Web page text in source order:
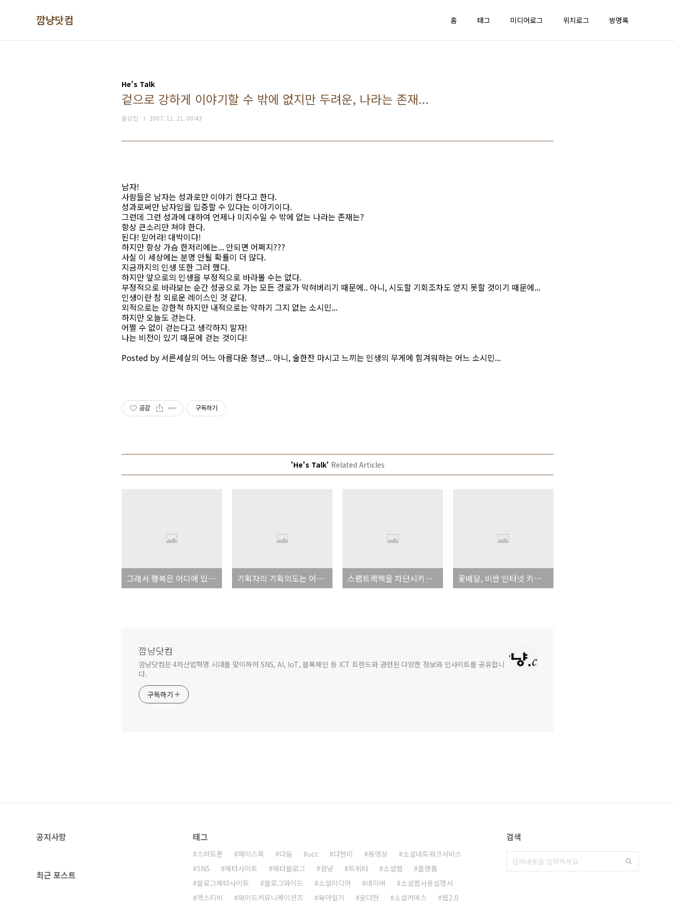
깜냥닷컴 홈 태그 미디어로그 위치로그 방명록
He's Talk
겉으로 강하게 이야기할 수 밖에 없지만 두려운, 나라는 존재...
윤상진 2007. 11. 21. 00:43
남자!
사람들은 남자는 성과로만 이야기 한다고 한다.
성과로써만 남자임을 입증할 수 있다는 이야기이다.
그런데 그런 성과에 대하여 언제나 미지수일 수 밖에 없는 나라는 존재는?
항상 큰소리만 쳐야 한다.
된다! 믿어라! 대박이다!
하지만 항상 가슴 한저리에는... 안되면 어쩌지???
사실 이 세상에는 분명 안될 확률이 더 많다.
지금까지의 인생 또한 그러 했다.
하지만 앞으로의 인생을 부정적으로 바라볼 수는 없다.
부정적으로 바라보는 순간 성공으로 가는 모든 경로가 막혀버리기 때문에.. 아니, 시도할 기회조차도 얻지 못할 것이기 때문에...
인생이란 참 외로운 레이스인 것 같다.
외적으로는 강한척 하지만 내적으로는 약하기 그지 없는 소시민...
하지만 오늘도 걷는다.
어쩔 수 없이 걷는다고 생각하지 말자!
나는 비전이 있기 때문에 걷는 것이다!
Posted by 서른세살의 어느 아름다운 청년... 아니, 술한잔 마시고 느끼는 인생의 무게에 힘겨워하는 어느 소시민...
공감 구독하기
'He's Talk' Related Articles
그래서 행복은 어디에 있나요? 기획자의 기획의도는 어디까지 존중되어야 하는가? 스팸트랙백을 차단시키니 이제 스팸댓글이 날아드네요... ㅠㅠ 꽃배달, 비싼 인터넷 키워드~
깜냥닷컴
깜냥닷컴은 4차산업혁명 시대를 맞이하여 SNS, AI, IoT, 블록체인 등 ICT 트렌드와 관련된 다양한 정보와 인사이트를 공유합니
다.
구독하기
공지사항
최근 포스트
태그
스마트폰 페이스북 다음 ucc 다현이 동영상
소셜네트워크서비스
SNS
메타사이트 메타블로그 깜냥 트위터 소셜웹
플랫폼
블로그메타사이트
블로그와이드 소셜미디어 네이버
소셜웹사용설명서
엑스티비
와이드커뮤니케이션즈 육아일기 윤다현 소셜커머스 웹2.0
검색